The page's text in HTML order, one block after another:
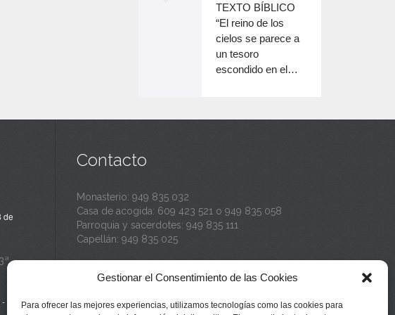
Gestionar el Consentimiento de las Cookies
Para ofrecer las mejores experiencias, utilizamos tecnologías como las cookies para
o
disminuir
el
TEXTO BÍBLICO
“El reino de los
cielos se parece a
un tesoro
escondido en el…
de
-
14 de
Contacto
Monasterio: 949 835 032
Casa de acogida: 609 423 521 o 949 835 058
Parroquia y sacerdotes: 949 835 111
Capellán: 949 835 025
Monasterio:monasterio@buenafuente.org
Casa de acogida:acogida@buenafuente.org